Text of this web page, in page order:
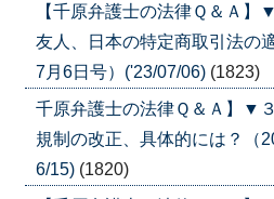
【千原弁護士の法律Ｑ＆Ａ
友人、日本の特定商取引法の
7月6日号）('23/07/06) (1823)
千原弁護士の法律Ｑ＆Ａ】
規制の改正、具体的には？（
6/15) (1820)